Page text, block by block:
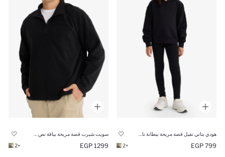
799 EGP
+2
1299 EGP
+2